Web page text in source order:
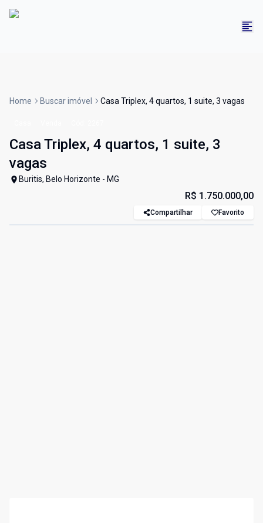
Home Buscar imóvel Casa Triplex, 4 quartos, 1 suite, 3 vagas
Casa Triplex, 4 quartos, 1 suite, 3
vagas
Buritis, Belo Horizonte - MG
R$ 1.750.000,00
Compartilhar Favorito